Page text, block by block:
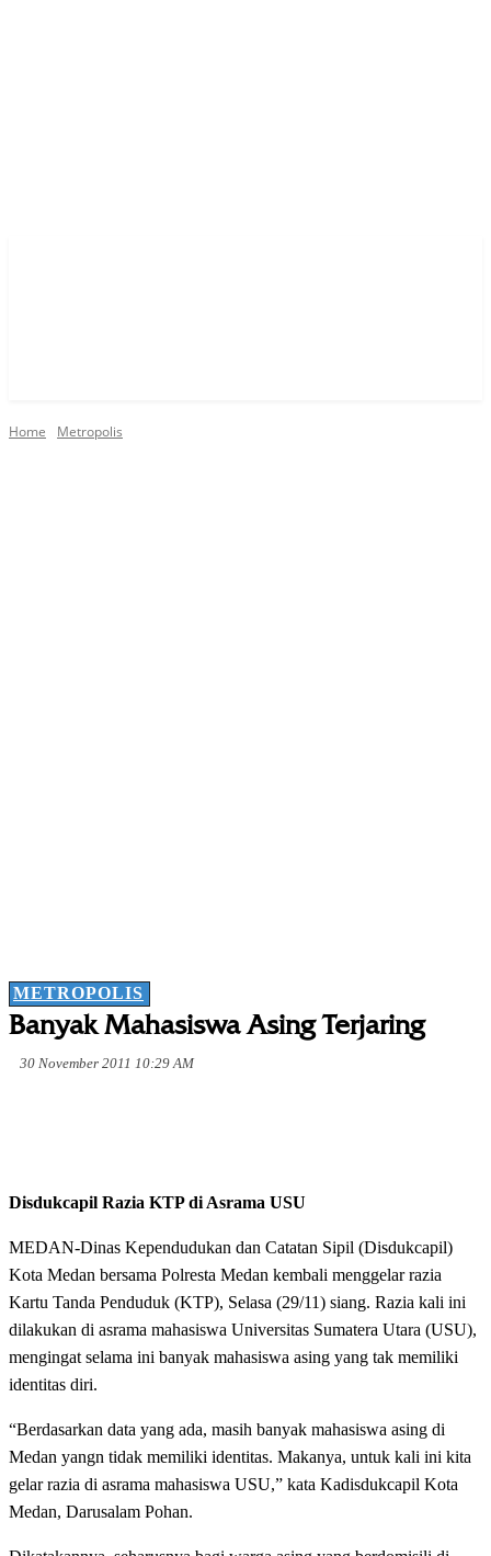
Home Metropolis
METROPOLIS
Banyak Mahasiswa Asing Terjaring
30 November 2011 10:29 AM
Disdukcapil Razia KTP di Asrama USU
MEDAN-Dinas Kependudukan dan Catatan Sipil (Disdukcapil)
Kota Medan bersama Polresta Medan kembali menggelar razia
Kartu Tanda Penduduk (KTP), Selasa (29/11) siang. Razia kali ini
dilakukan di asrama mahasiswa Universitas Sumatera Utara (USU),
mengingat selama ini banyak mahasiswa asing yang tak memiliki
identitas diri.
“Berdasarkan data yang ada, masih banyak mahasiswa asing di
Medan yangn tidak memiliki identitas. Makanya, untuk kali ini kita
gelar razia di asrama mahasiswa USU,” kata Kadisdukcapil Kota
Medan, Darusalam Pohan.